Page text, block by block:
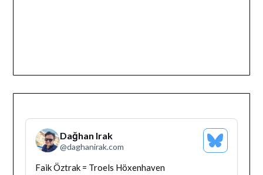
Dağhan Irak
@daghanirak.com
Bluesky
Profilini
Bluesky'da
Faik Öztrak = Troels Höxenhaven